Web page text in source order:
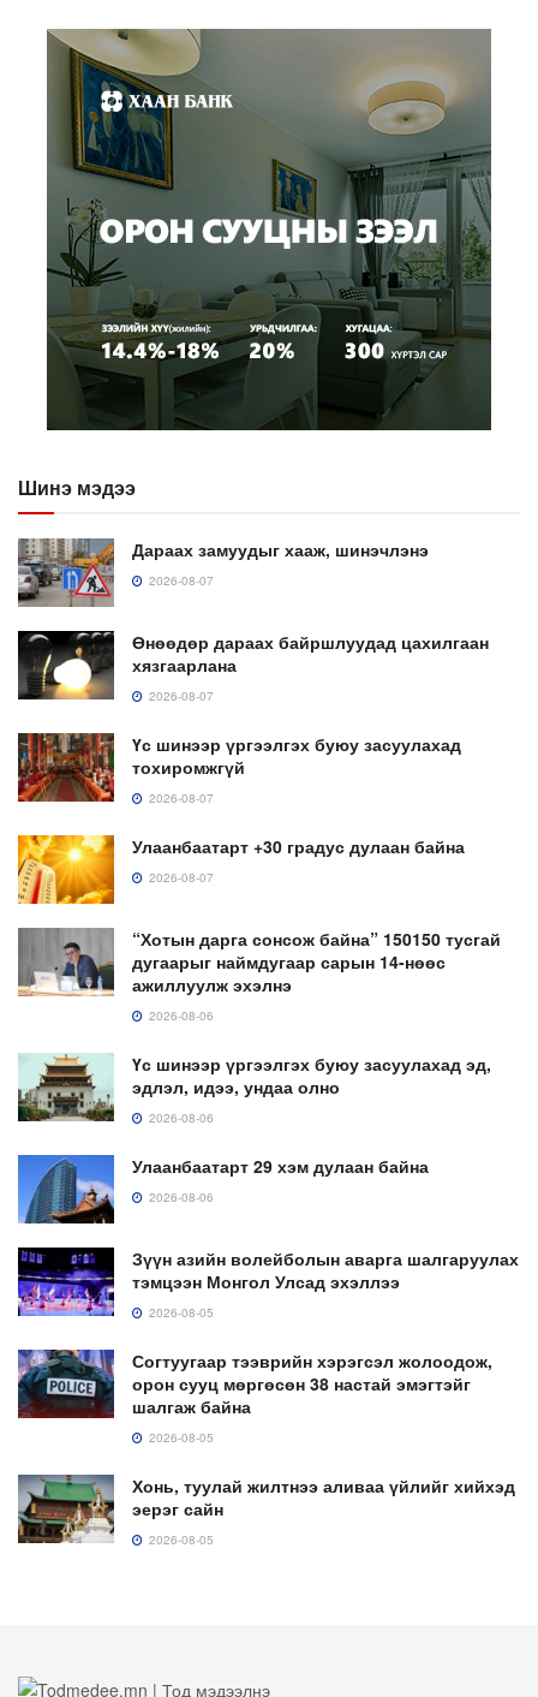
Шинэ мэдээ
Дараах замуудыг хааж, шинэчлэнэ
2026-08-07
Өнөөдөр дараах байршлуудад цахилгаан
хязгаарлана
2026-08-07
Үс шинээр үргээлгэх буюу засуулахад
тохиромжгүй
2026-08-07
Улаанбаатарт +30 градус дулаан байна
2026-08-07
“Хотын дарга сонсож байна” 150150 тусгай
дугаарыг наймдугаар сарын 14-нөөс
ажиллуулж эхэлнэ
2026-08-06
Үс шинээр үргээлгэх буюу засуулахад эд,
эдлэл, идээ, ундаа олно
2026-08-06
Улаанбаатарт 29 хэм дулаан байна
2026-08-06
Зүүн азийн волейболын аварга шалгаруулах
тэмцээн Монгол Улсад эхэллээ
2026-08-05
Согтуугаар тээврийн хэрэгсэл жолоодож,
орон сууц мөргөсөн 38 настай эмэгтэйг
шалгаж байна
2026-08-05
Хонь, туулай жилтнээ аливаа үйлийг хийхэд
эерэг сайн
2026-08-05